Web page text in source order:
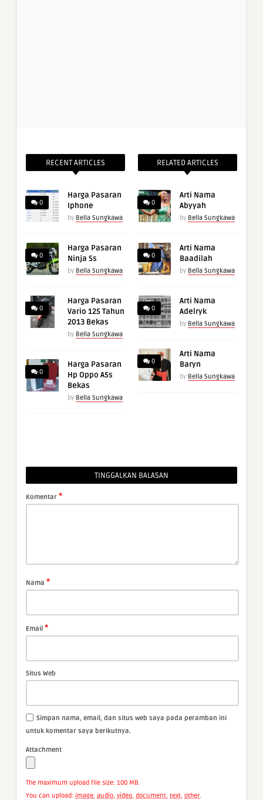
RECENT ARTICLES
0
Harga Pasaran
Iphone
by Bella Sungkawa
0
Harga Pasaran
Ninja Ss
by Bella Sungkawa
0
Harga Pasaran
Vario 125 Tahun
2013 Bekas
by Bella Sungkawa
0
Harga Pasaran
Hp Oppo A5s
Bekas
by Bella Sungkawa
RELATED ARTICLES
0
Arti Nama
Abyyah
by Bella Sungkawa
0
Arti Nama
Baadilah
by Bella Sungkawa
0
Arti Nama
Adelryk
by Bella Sungkawa
0
Arti Nama
Baryn
by Bella Sungkawa
TINGGALKAN BALASAN
Komentar *
Nama *
Email *
Situs Web
Simpan nama, email, dan situs web saya pada peramban ini
untuk komentar saya berikutnya.
Attachment
The maximum upload file size: 100 MB.
You can upload: image, audio, video, document, text, other.